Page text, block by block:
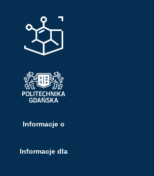
Informacje o
Informacje dla